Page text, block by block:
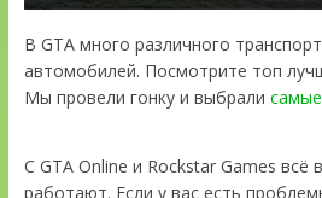
В GTA много различного
автомобилей. Посмотрите топ
Мы провели гонку и выбрали
С GTA Online и Rockstar Games всё
работают. Если у вас есть